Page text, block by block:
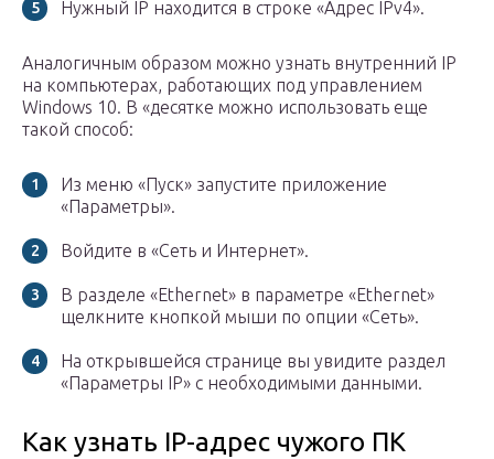
Нужный IP находится в строке «Адрес IPv4».
Аналогичным образом можно узнать внутренний IP
на компьютерах, работающих под управлением
Windows 10. В «десятке можно использовать еще
такой способ:
Из меню «Пуск» запустите приложение
«Параметры».
Войдите в «Сеть и Интернет».
В разделе «Ethernet» в параметре «Ethernet»
щелкните кнопкой мыши по опции «Сеть».
На открывшейся странице вы увидите раздел
«Параметры IP» с необходимыми данными.
Как узнать IP-адрес чужого ПК